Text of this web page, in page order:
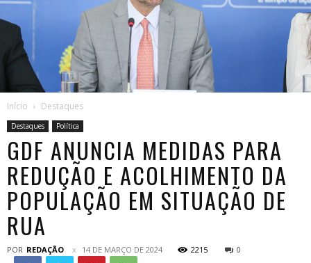
Início Destaques
Destaques Política
GDF ANUNCIA MEDIDAS PARA
REDUÇÃO E ACOLHIMENTO DA
POPULAÇÃO EM SITUAÇÃO DE
RUA
POR REDAÇÃO 14 DE MARÇO DE 2024 2215 0